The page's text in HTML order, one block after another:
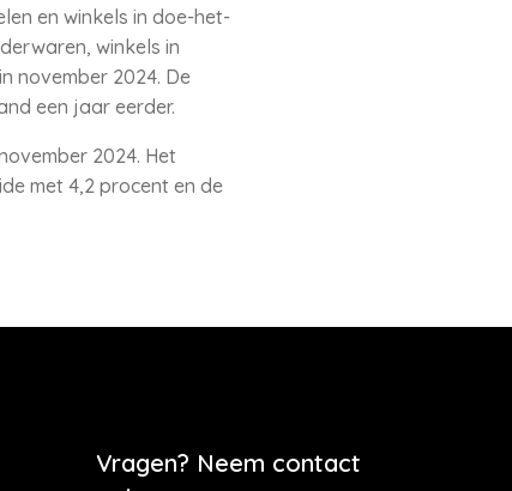
en winkels in doe-het-
winkels in
november 2024. De
een jaar eerder.
2024. Het
met 4,2 procent en de
Vragen? Neem contact